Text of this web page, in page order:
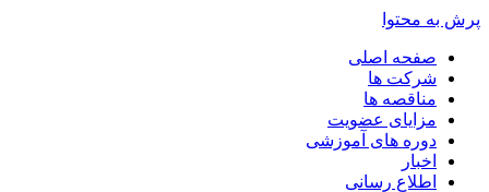
پرش به محتوا
صفحه اصلی
شرکت ها
مناقصه ها
مزایای عضویت
دوره های آموزشی
اخبار
اطلاع رسانی